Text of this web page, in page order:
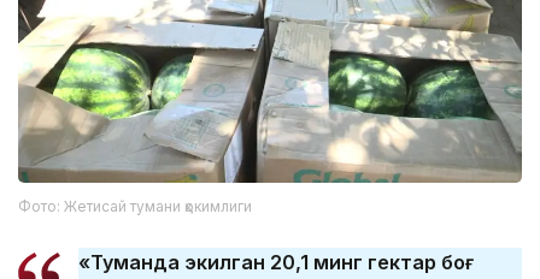
Фото: Жетисай тумани ҳокимлиги
«Туманда экилган 20,1 минг гектар боғ